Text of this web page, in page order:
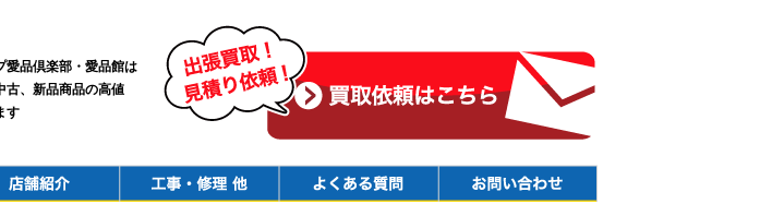
愛品倶楽部・愛品館は
古、新品商品の高値
す